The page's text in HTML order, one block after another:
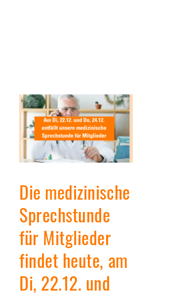
Die medizinische
Sprechstunde
für Mitglieder
findet heute, am
Di, 22.12. und